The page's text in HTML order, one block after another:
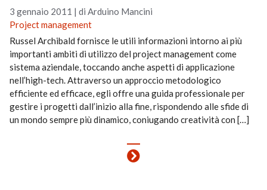
3 gennaio 2011 |di Arduino Mancini
Project management
Russel Archibald fornisce le utili informazioni intorno ai più
importanti ambiti di utilizzo del project management come
sistema aziendale, toccando anche aspetti di applicazione
nell’high-tech. Attraverso un approccio metodologico
efficiente ed efficace, egli offre una guida professionale per
gestire i progetti dall’inizio alla fine, rispondendo alle sfide di
un mondo sempre più dinamico, coniugando creatività con […]